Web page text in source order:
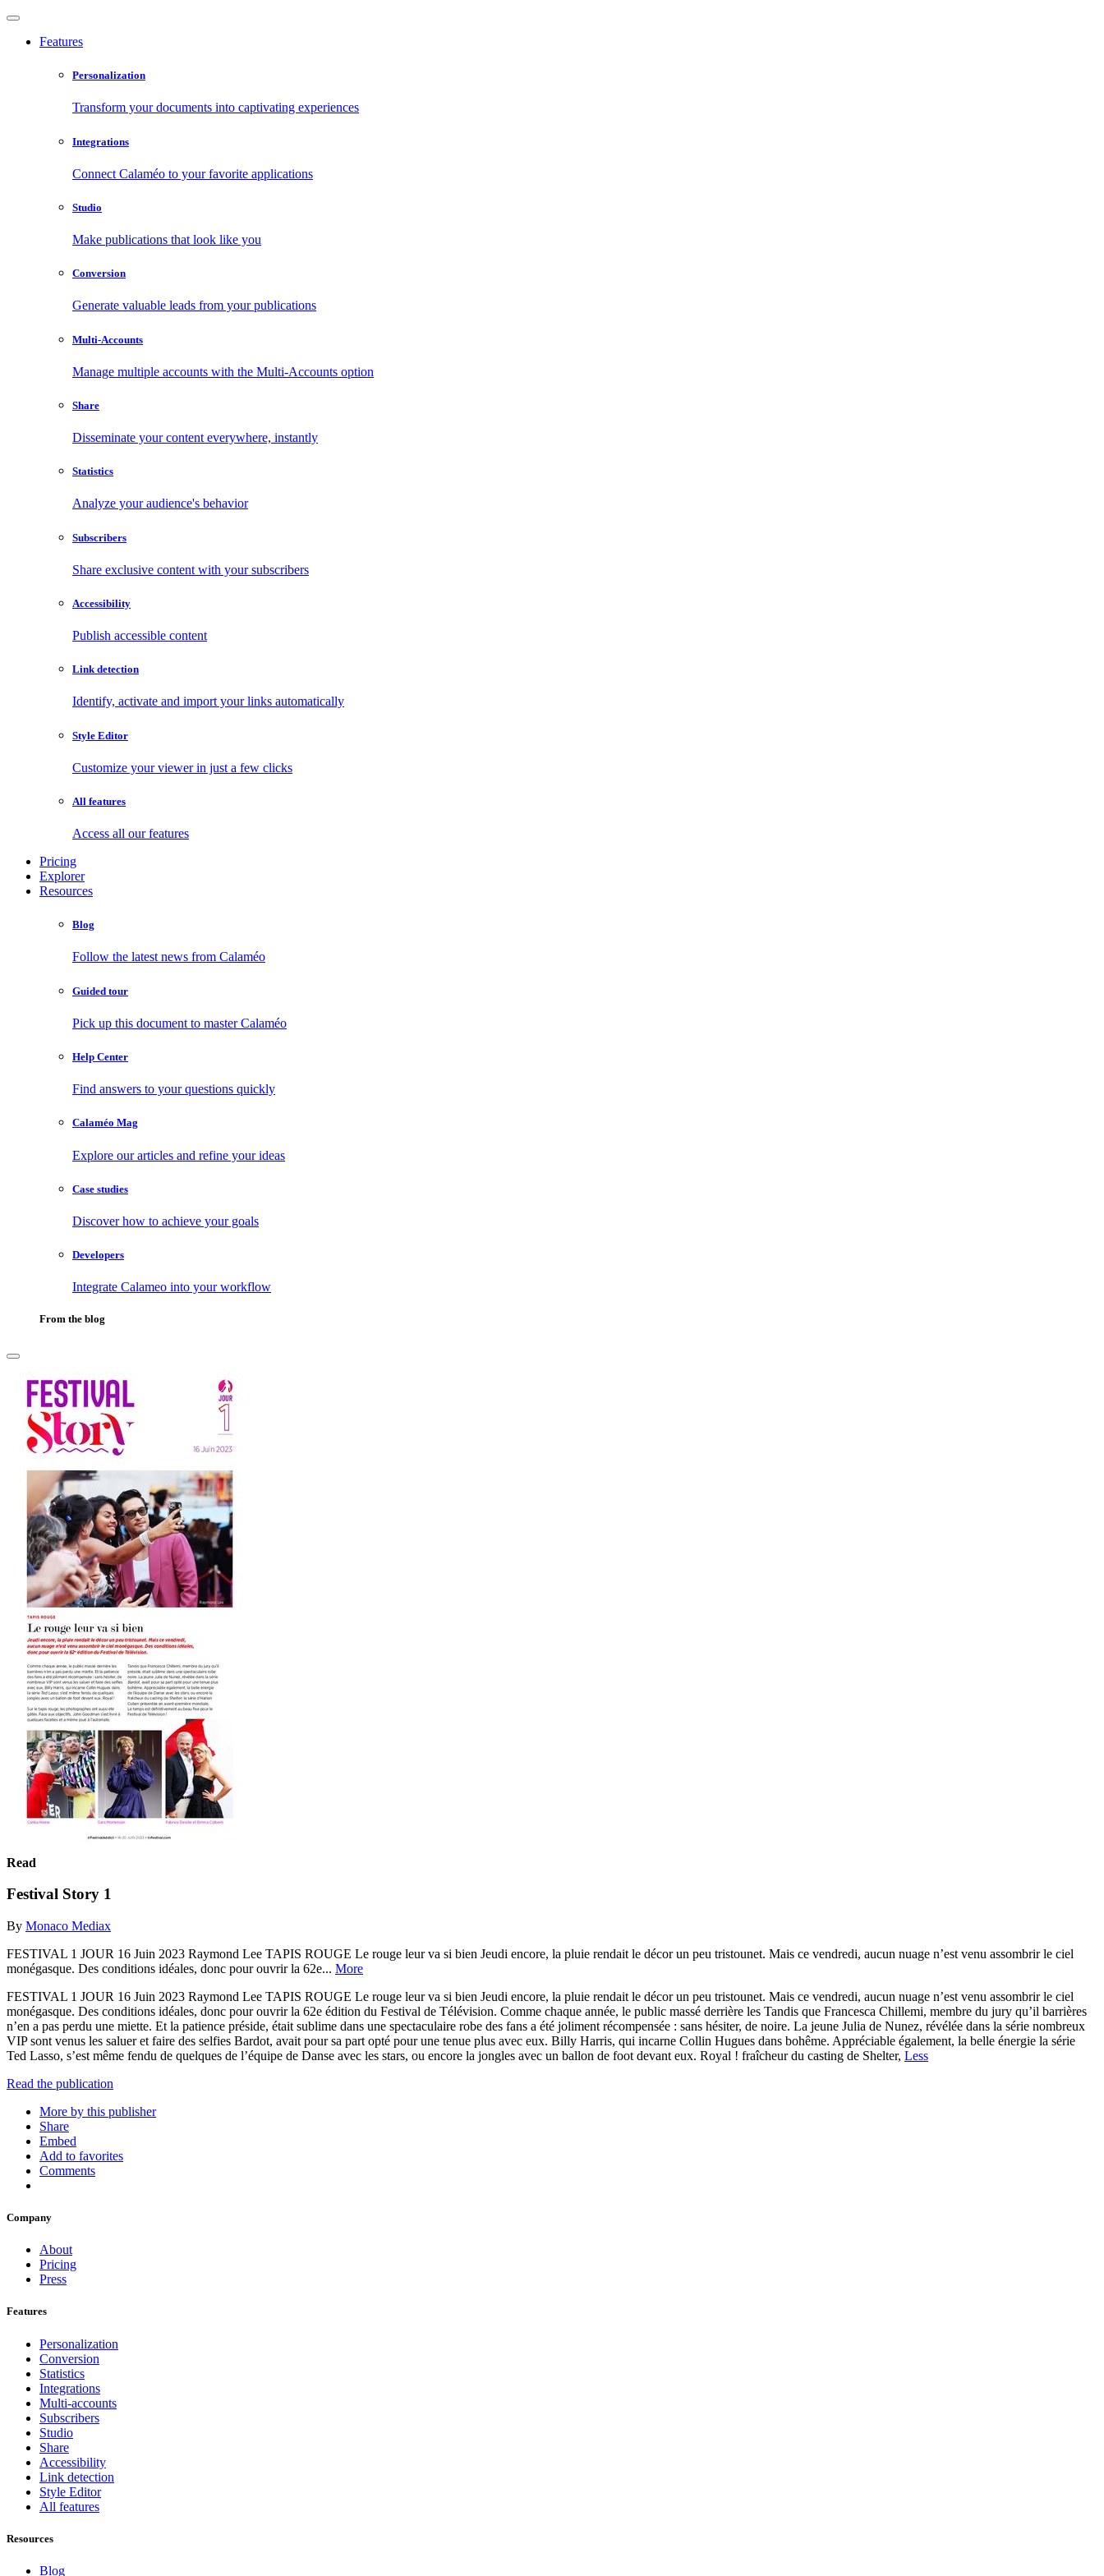
Features
Personalization
Transform your documents into captivating experiences
Integrations
Connect Calaméo to your favorite applications
Studio
Make publications that look like you
Conversion
Generate valuable leads from your publications
Multi-Accounts
Manage multiple accounts with the Multi-Accounts option
Share
Disseminate your content everywhere, instantly
Statistics
Analyze your audience's behavior
Subscribers
Share exclusive content with your subscribers
Accessibility
Publish accessible content
Link detection
Identify, activate and import your links automatically
Style Editor
Customize your viewer in just a few clicks
All features
Access all our features
Pricing
Explorer
Resources
Blog
Follow the latest news from Calaméo
Guided tour
Pick up this document to master Calaméo
Help Center
Find answers to your questions quickly
Calaméo Mag
Explore our articles and refine your ideas
Case studies
Discover how to achieve your goals
Developers
Integrate Calameo into your workflow
From the blog
Read
Festival Story 1
By Monaco Mediax
FESTIVAL 1 JOUR 16 Juin 2023 Raymond Lee TAPIS ROUGE Le rouge leur va si bien Jeudi encore, la pluie rendait le décor un peu tristounet. Mais ce vendredi, aucun nuage n’est venu assombrir le ciel
monégasque. Des conditions idéales, donc pour ouvrir la 62e... More
FESTIVAL 1 JOUR 16 Juin 2023 Raymond Lee TAPIS ROUGE Le rouge leur va si bien Jeudi encore, la pluie rendait le décor un peu tristounet. Mais ce vendredi, aucun nuage n’est venu assombrir le ciel
monégasque. Des conditions idéales, donc pour ouvrir la 62e édition du Festival de Télévision. Comme chaque année, le public massé derrière les Tandis que Francesca Chillemi, membre du jury qu’il barrières
n’en a pas perdu une miette. Et la patience préside, était sublime dans une spectaculaire robe des fans a été joliment récompensée : sans hésiter, de noire. La jeune Julia de Nunez, révélée dans la série nombreux
VIP sont venus les saluer et faire des selfies Bardot, avait pour sa part opté pour une tenue plus avec eux. Billy Harris, qui incarne Collin Hugues dans bohême. Appréciable également, la belle énergie la série
Ted Lasso, s’est même fendu de quelques de l’équipe de Danse avec les stars, ou encore la jongles avec un ballon de foot devant eux. Royal ! fraîcheur du casting de Shelter, Less
Read the publication
More by this publisher
Share
Embed
Add to favorites
Comments
Company
About
Pricing
Press
Features
Personalization
Conversion
Statistics
Integrations
Multi-accounts
Subscribers
Studio
Share
Accessibility
Link detection
Style Editor
All features
Resources
Blog